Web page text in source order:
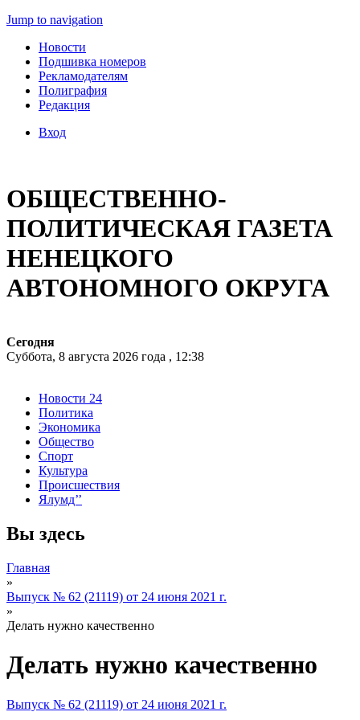
Jump to navigation
Новости
Подшивка номеров
Рекламодателям
Полиграфия
Редакция
Вход
ОБЩЕСТВЕННО-
ПОЛИТИЧЕСКАЯ ГАЗЕТА
НЕНЕЦКОГО
АВТОНОМНОГО ОКРУГА
Сегодня
Суббота, 8 августа 2026 года , 12:38
Новости 24
Политика
Экономика
Общество
Спорт
Культура
Происшествия
Ялумд’’
Вы здесь
Главная
»
Выпуск № 62 (21119) от 24 июня 2021 г.
»
Делать нужно качественно
Делать нужно качественно
Выпуск № 62 (21119) от 24 июня 2021 г.